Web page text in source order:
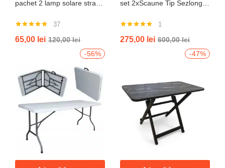
4.76din 5
37
65,00 lei 120,00lei
5.00din 5
1
275,00 lei 600,00lei
-56%
-47%